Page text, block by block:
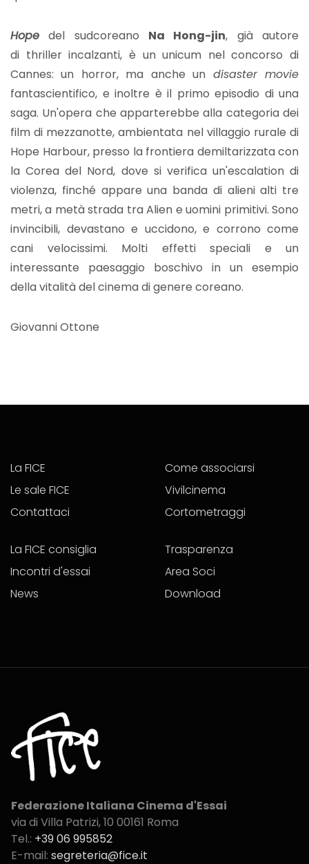
Hope del sudcoreano Na Hong-jin, già autore
di thriller incalzanti, è un unicum nel concorso di
Cannes: un horror, ma anche un disaster movie
fantascientifico, e inoltre è il primo episodio di una
saga. Un'opera che apparterebbe alla categoria dei
film di mezzanotte, ambientata nel villaggio rurale di
Hope Harbour, presso la frontiera demiltarizzata con
la Corea del Nord, dove si verifica un'escalation di
violenza, finché appare una banda di alieni alti tre
metri, a metà strada tra Alien e uomini primitivi. Sono
invincibili, devastano e uccidono, e corrono come
cani velocissimi. Molti effetti speciali e un
interessante paesaggio boschivo in un esempio
della vitalità del cinema di genere coreano.
Giovanni Ottone
La FICE
Le sale FICE
Contattaci
Come associarsi
Vivilcinema
Cortometraggi
La FICE consiglia
Incontri d'essai
News
Trasparenza
Area Soci
Download
Federazione Italiana Cinema d'Essai
via di Villa Patrizi, 10 00161 Roma
Tel.: +39 06 995852
E-mail: segreteria@fice.it